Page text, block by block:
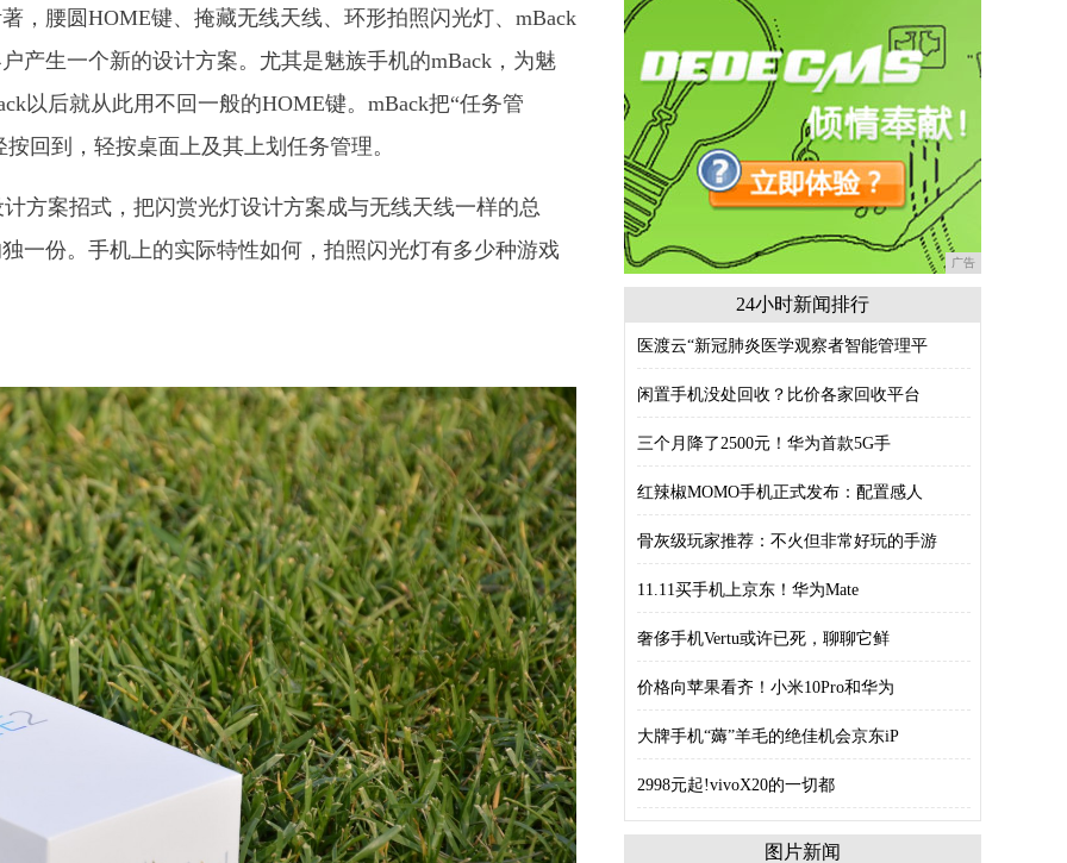
，腰圆HOME键、掩藏无线天线、环形拍照闪光灯、mBack
产生一个新的设计方案。尤其是魅族手机的mBack，为魅
以后就从此用不回一般的HOME键。mBack把“任务管
回到，轻按桌面上及其上划任务管理。
方案招式，把闪赏光灯设计方案成与无线天线一样的总
一份。手机上的实际特性如何，拍照闪光灯有多少种游戏
广告
24小时新闻排行
医渡云“新冠肺炎医学观察者智能管理平
闲置手机没处回收？比价各家回收平台
三个月降了2500元！华为首款5G手
红辣椒MOMO手机正式发布：配置感人
骨灰级玩家推荐：不火但非常好玩的手游
11.11买手机上京东！华为Mate
奢侈手机Vertu或许已死，聊聊它鲜
价格向苹果看齐！小米10Pro和华为
大牌手机“薅”羊毛的绝佳机会京东iP
2998元起!vivoX20的一切都
图片新闻